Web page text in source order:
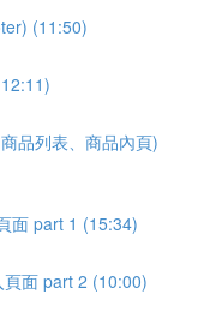
(11:50)
品列表、商品內頁)
面 part 1 (15:34)
面 part 2 (10:00)